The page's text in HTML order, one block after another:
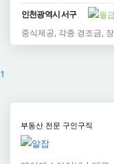
인천광역시 서구
중식제공, 각종 경조금,
1
부동산 전문 구인구직